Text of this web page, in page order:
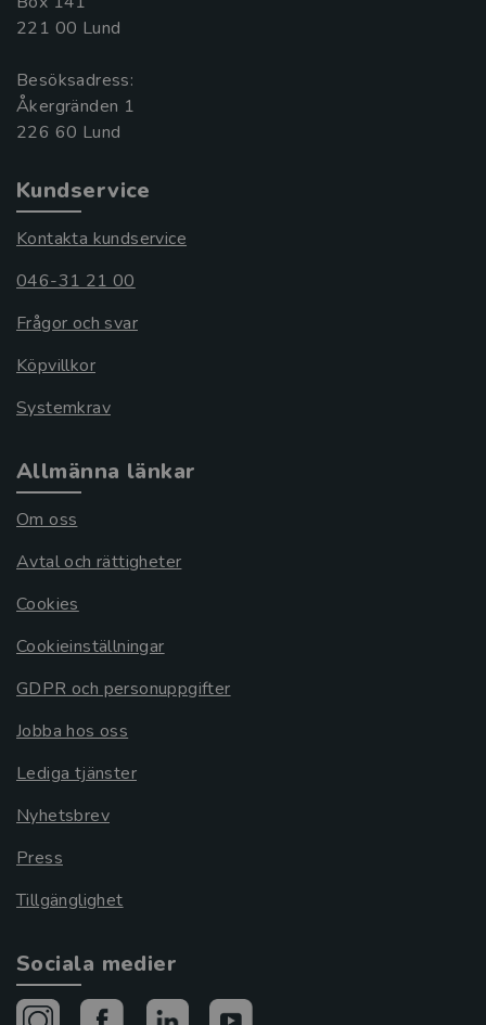
221 00 Lund
Besöksadress:
Åkergränden 1
Kundservice
Kontakta kundservice
046-31 21 00
Frågor och svar
Köpvillkor
Systemkrav
Allmänna länkar
Om oss
Avtal och rättigheter
Cookies
Cookieinställningar
GDPR och personuppgifter
Jobba hos oss
Lediga tjänster
Nyhetsbrev
Press
Tillgänglighet
Sociala medier